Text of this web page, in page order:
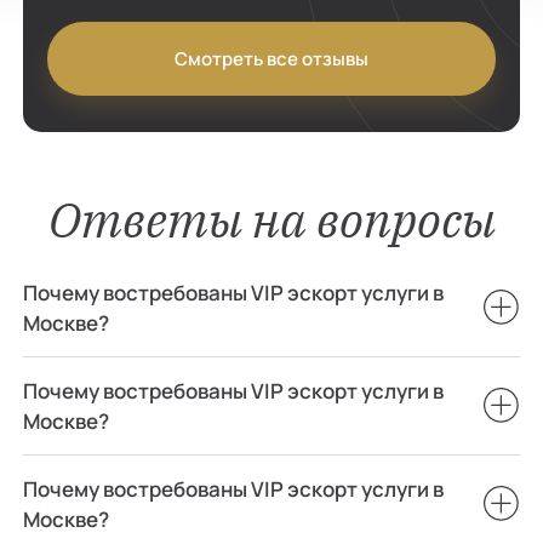
Смотреть все отзывы
Ответы на вопросы
Почему востребованы VIP эскорт услуги в
Москве?
Почему востребованы VIP эскорт услуги в
Москве?
Почему востребованы VIP эскорт услуги в
Москве?